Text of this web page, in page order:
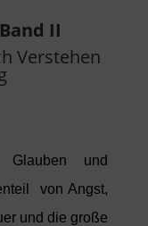
II
Verstehen
und
von Angst,
und die große